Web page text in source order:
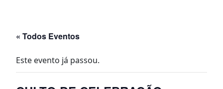
« Todos Eventos
Este evento já passou.